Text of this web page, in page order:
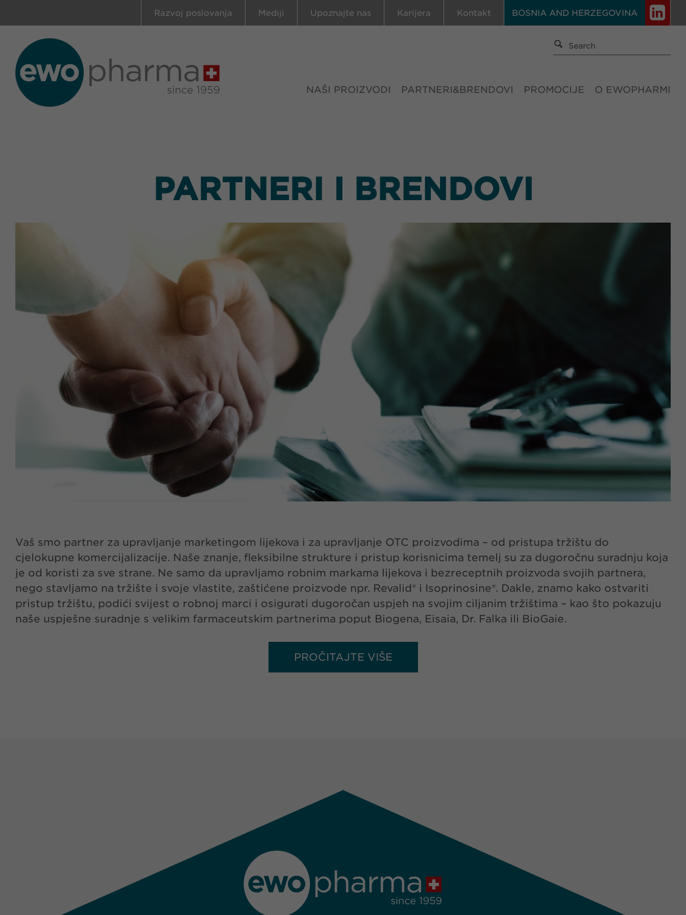
BOSNIA AND HERZEGOVINA
Razvoj poslovanja Mediji Upoznajte nas Karijera Kontakt
NAŠI PROIZVODI PARTNERI&BRENDOVI PROMOCIJE O EWOPHARMI
PARTNERI I BRENDOVI
Vaš smo partner za upravljanje marketingom lijekova i za upravljanje OTC proizvodima – od pristupa tržištu do
cjelokupne komercijalizacije. Naše znanje, fleksibilne strukture i pristup korisnicima temelj su za dugoročnu suradnju koja
je od koristi za sve strane. Ne samo da upravljamo robnim markama lijekova i bezreceptnih proizvoda svojih partnera,
nego stavljamo na tržište i svoje vlastite, zaštićene proizvode npr. Revalid® i Isoprinosine®. Dakle, znamo kako ostvariti
pristup tržištu, podići svijest o robnoj marci i osigurati dugoročan uspjeh na svojim ciljanim tržištima – kao što pokazuju
naše uspješne suradnje s velikim farmaceutskim partnerima poput Biogena, Eisaia, Dr. Falka ili BioGaie.
PROČITAJTE VIŠE